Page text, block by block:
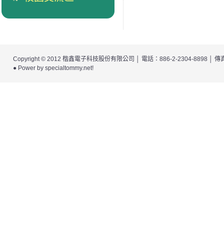
Copyright © 2012 楷鑫電子科技股份有限公司
│ 電話：886-2-2304-8898 │
● Power by specialtommy.net!